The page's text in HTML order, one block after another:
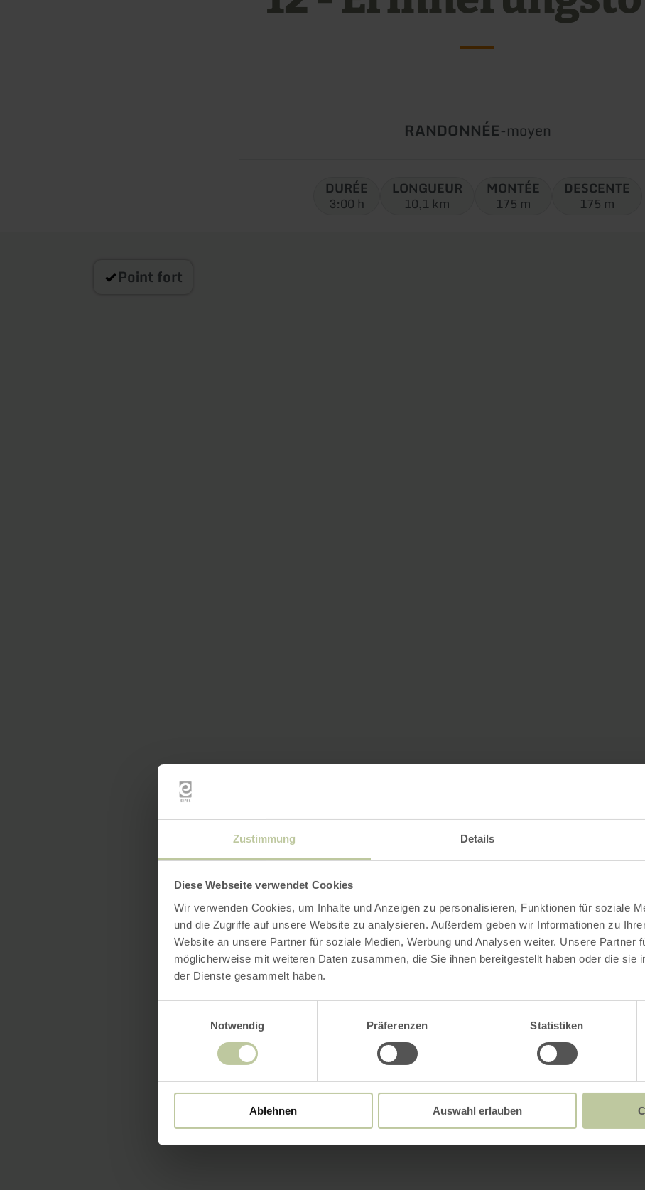
Zustimmung Details
Diese Webseite verwendet Cookies
Wir verwenden Cookies, um Inhalte und Anzeigen zu personalisieren, Funktionen für soziale
und die Zugriffe auf unsere Website zu analysieren. Außerdem geben wir Informationen zu
Website an unsere Partner für soziale Medien, Werbung und Analysen weiter. Unsere Partner
möglicherweise mit weiteren Daten zusammen, die Sie ihnen bereitgestellt haben oder die sie
der Dienste gesammelt haben.
Notwendig
Präferenzen Statistiken
Ablehnen Auswahl erlauben
Type
RANDONNÉE-Difficulté:
moyen
DURÉE
3:00 h
LONGUEUR
10,1 km
MONTÉE
175 m
DESCENTE
175 m
Point fort